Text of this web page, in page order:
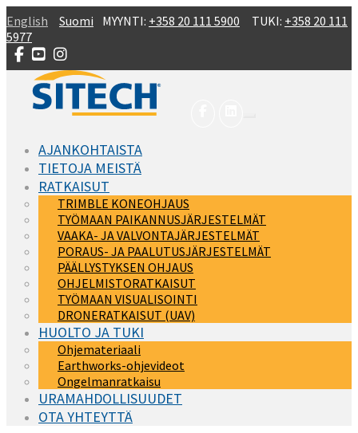
Skip to main content
English Suomi MYYNTI: +358 20 111 5900 TUKI: +358 20 111
5977
AJANKOHTAISTA
TIETOJA MEISTÄ
RATKAISUT
TRIMBLE KONEOHJAUS
TYÖMAAN PAIKANNUSJÄRJESTELMÄT
VAAKA- JA VALVONTAJÄRJESTELMÄT
PORAUS- JA PAALUTUSJÄRJESTELMÄT
PÄÄLLYSTYKSEN OHJAUS
OHJELMISTORATKAISUT
TYÖMAAN VISUALISOINTI
DRONERATKAISUT (UAV)
HUOLTO JA TUKI
Ohjemateriaali
Earthworks-ohjevideot
Ongelmanratkaisu
URAMAHDOLLISUUDET
OTA YHTEYTTÄ